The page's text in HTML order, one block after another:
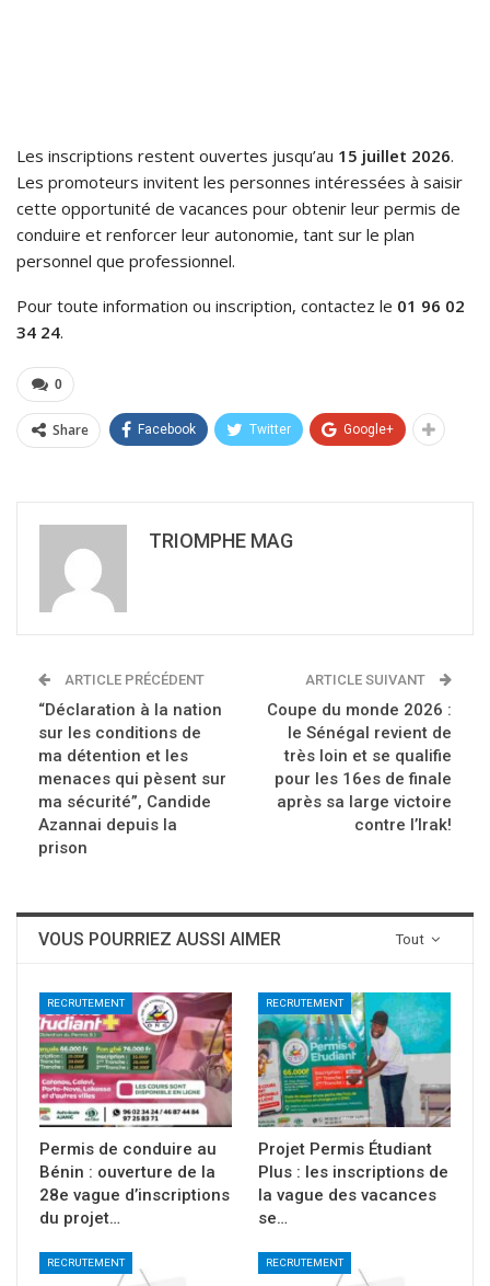
Les inscriptions restent ouvertes jusqu’au 15 juillet 2026.
Les promoteurs invitent les personnes intéressées à saisir
cette opportunité de vacances pour obtenir leur permis de
conduire et renforcer leur autonomie, tant sur le plan
personnel que professionnel.
Pour toute information ou inscription, contactez le 01 96 02
34 24.
0
Share Facebook Twitter Google+
TRIOMPHE MAG
ARTICLE PRÉCÉDENT
“Déclaration à la nation
sur les conditions de
ma détention et les
menaces qui pèsent sur
ma sécurité”, Candide
Azannai depuis la
prison
ARTICLE SUIVANT
Coupe du monde 2026 :
le Sénégal revient de
très loin et se qualifie
pour les 16es de finale
après sa large victoire
contre l’Irak!
Tout
VOUS POURRIEZ AUSSI AIMER
RECRUTEMENT
Permis de conduire au
Bénin : ouverture de la
28e vague d’inscriptions
du projet…
RECRUTEMENT
Projet Permis Étudiant
Plus : les inscriptions de
la vague des vacances
se…
RECRUTEMENT RECRUTEMENT